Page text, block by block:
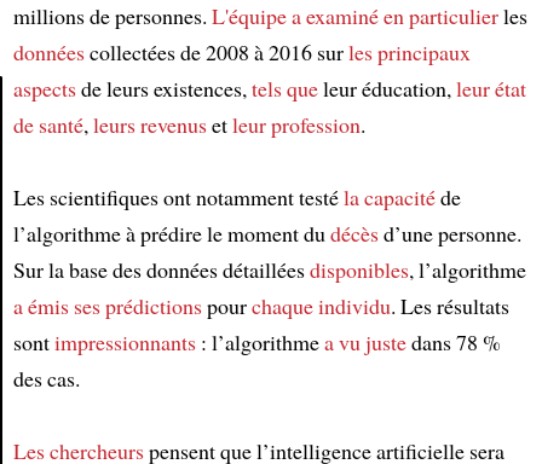
millions de personnes. L'équipea examinéen particulierles
donnéescollectées de 2008 à 2016 surles principaux
aspectsde leurs existences,tels queleur éducation,leur état
de santé,leurs revenusetleur profession.
Les scientifiques ont notamment testéla capacitéde
l’algorithme à prédire le moment dudécèsd’une personne.
Sur la base des données détailléesdisponibles, l’algorithme
a émis ses prédictionspourchaque individu. Les résultats
sontimpressionnants: l’algorithmea vu justedans 78 %
des cas.
Les chercheurspensent que l’intelligence artificielle sera